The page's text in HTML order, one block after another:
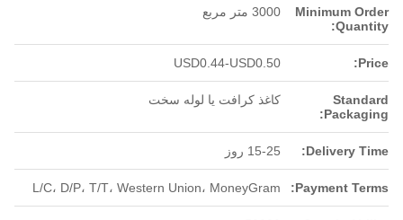
Minimum Order
Quantity:
3000 متر مربع
Price:
USD0.44-USD0.50
Standard
Packaging:
کاغذ کرافت یا لوله سخت
Delivery Time: 15-25 روز
Payment Terms: L/C، D/P، T/T، Western Union، MoneyGram